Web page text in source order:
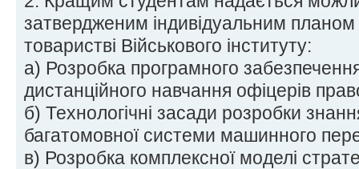
затвердженим індивідуальним планом
товаристві Військового інституту:
а) Розробка програмного
дистанційного навчання офіцерів
б) Технологічні засади розробки
багатомовної системи машинного
в) Розробка комплексної моделі